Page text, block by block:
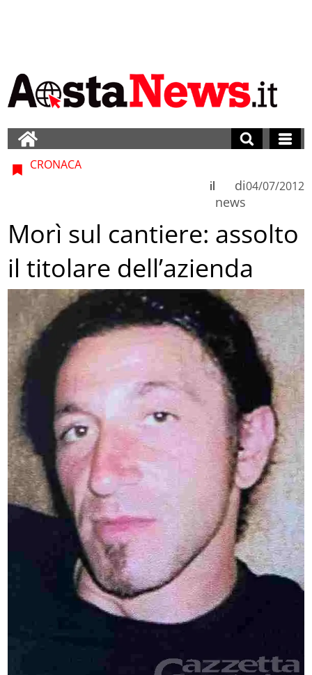
CRONACA
di
news
il 04/07/2012
Morì sul cantiere: assolto
il titolare dell’azienda